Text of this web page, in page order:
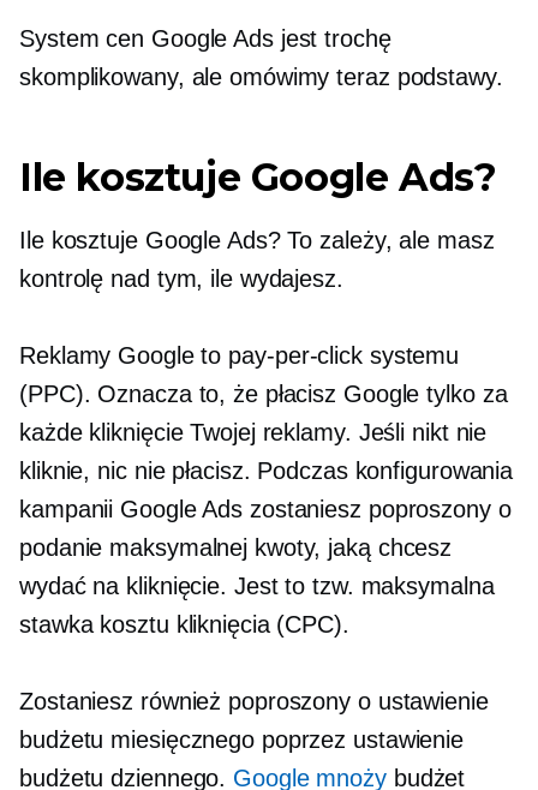
System cen Google Ads jest trochę
skomplikowany, ale omówimy teraz podstawy.
Ile kosztuje Google Ads?
Ile kosztuje Google Ads? To zależy, ale masz
kontrolę nad tym, ile wydajesz.
Reklamy Google to pay-per-clicksystemu
(PPC). Oznacza to, że płacisz Google tylko za
każde kliknięcie Twojej reklamy. Jeśli nikt nie
kliknie, nic nie płacisz. Podczas konfigurowania
kampanii Google Ads zostaniesz poproszony o
podanie maksymalnej kwoty, jaką chcesz
wydać na kliknięcie. Jest to tzw. maksymalna
stawka kosztu kliknięcia (CPC).
Zostaniesz również poproszony o ustawienie
budżetu miesięcznego poprzez ustawienie
budżetu dziennego. Google mnożybudżet